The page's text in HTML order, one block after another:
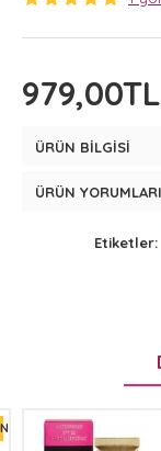
979,00TL
ÜRÜN BILGISI
ÜRÜN YORUMLARI
Etiketler: